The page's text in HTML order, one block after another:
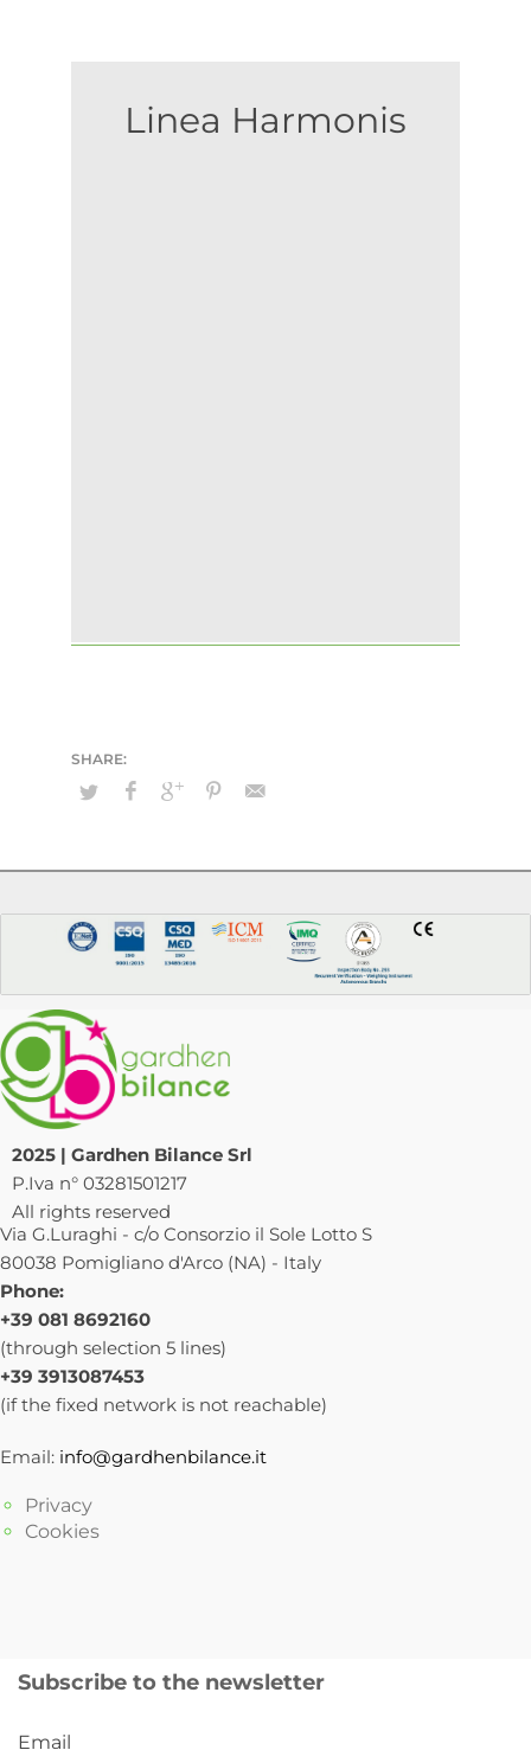
Linea Harmonis
2025 | Gardhen Bilance Srl
P.Iva n° 03281501217
All rights reserved
Via G.Luraghi - c/o Consorzio il Sole Lotto S
80038 Pomigliano d'Arco (NA) - Italy
Phone:
+39 081 8692160
(through selection 5 lines)
+39 3913087453
(if the fixed network is not reachable)
Email: info@gardhenbilance.it
Privacy
Cookies
Subscribe to the newsletter
Email